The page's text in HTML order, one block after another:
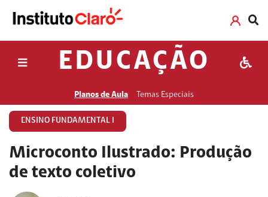
EDUCAÇÃO
Planos de Aula Temas Especiais
ENSINO FUNDAMENTAL I
Microconto Ilustrado: Produção
de texto coletivo